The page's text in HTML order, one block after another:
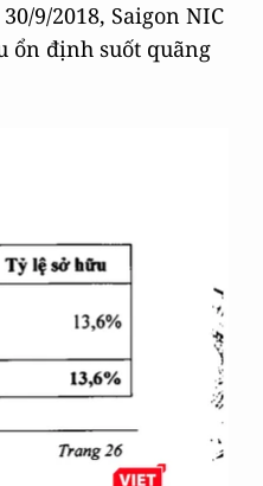
9/2018, Saigon NIC
ổn định suốt quãng